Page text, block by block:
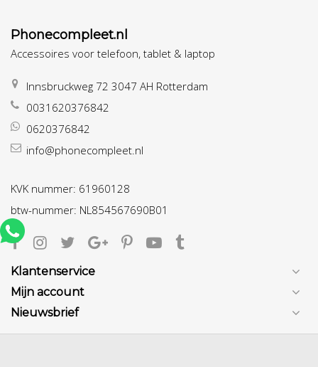
Phonecompleet.nl
Accessoires voor telefoon, tablet & laptop
Innsbruckweg 72 3047 AH Rotterdam
0031620376842
0620376842
info@phonecompleet.nl
KVK nummer: 61960128
btw-nummer: NL854567690B01
Klantenservice
Mijn account
Nieuwsbrief